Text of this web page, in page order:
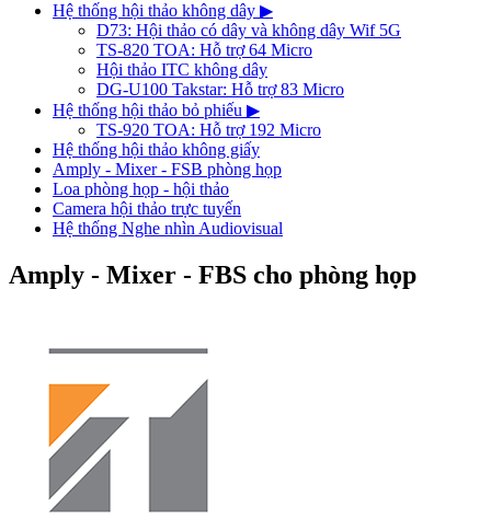
Hệ thống hội thảo không dây ▶
D73: Hội thảo có dây và không dây Wif 5G
TS-820 TOA: Hỗ trợ 64 Micro
Hội thảo ITC không dây
DG-U100 Takstar: Hỗ trợ 83 Micro
Hệ thống hội thảo bỏ phiếu ▶
TS-920 TOA: Hỗ trợ 192 Micro
Hệ thống hội thảo không giấy
Amply - Mixer - FSB phòng họp
Loa phòng họp - hội thảo
Camera hội thảo trực tuyến
Hệ thống Nghe nhìn Audiovisual
Amply - Mixer - FBS cho phòng họp